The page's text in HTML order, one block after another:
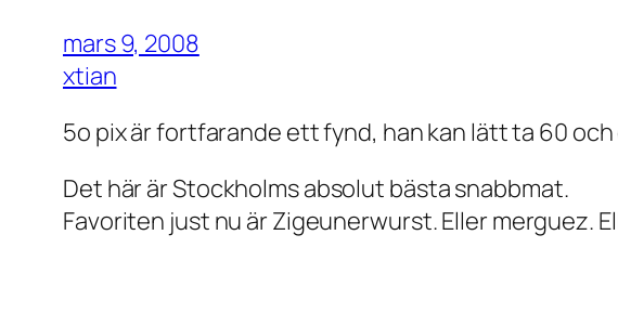
mars 9, 2008
xtian
5o pix är fortfarande ett fynd, han kan lätt ta 60
Det här är Stockholms absolut bästa snabbmat.
Favoriten just nu är Zigeunerwurst. Eller merguez.